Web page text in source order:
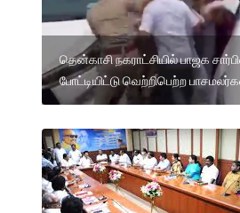
தென்காசி நகராட்சியில் பாஜக
போட்டியிட்டு வெற்றிபெற்ற